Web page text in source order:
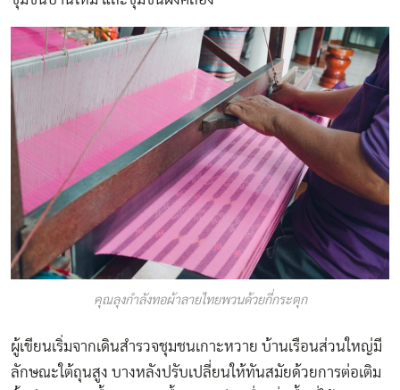
คุณลุงกำลังทอผ้าลายไทยพวนด้วยกี่กระตุก
ผู้เขียนเริ่มจากเดินสำรวจชุมชนเกาะหวาย บ้านเรือนส่วนใหญ่มี
ลักษณะใต้ถุนสูง บางหลังปรับเปลี่ยนให้ทันสมัยด้วยการต่อเติม